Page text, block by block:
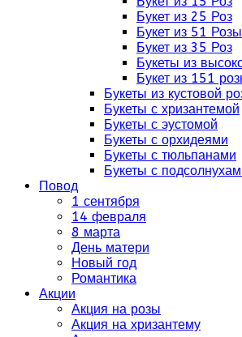
Букет из 25 Роз
Букет из 51 Розы
Букет из 35 Роз
Букеты из
Букет из 151
Букеты из кустовой
Букеты с хризантемой
Букеты с эустомой
Букеты с орхидеями
Букеты с тюльпанами
Букеты с
Повод
1 сентября
14 февраля
8 марта
День матери
Новый год
Романтика
Акции
Акция на розы
Акция на хризантему